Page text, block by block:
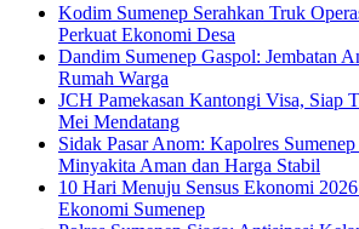
Kodim Sumenep Serahkan Truk
Perkuat Ekonomi Desa
Dandim Sumenep Gaspol: Jembatan
Rumah Warga
JCH Pamekasan Kantongi Visa, Siap
Mei Mendatang
Sidak Pasar Anom: Kapolres
Minyakita Aman dan Harga Stabil
10 Hari Menuju Sensus Ekonomi
Ekonomi Sumenep